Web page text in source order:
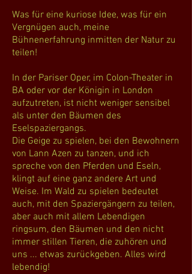
Was für eine kuriose Idee, was für ein
Vergnügen auch, meine
Bühnenerfahrung inmitten der Natur zu
teilen!
In der Pariser Oper, im Colon-Theater in
BA oder vor der Königin in London
aufzutreten, ist nicht weniger sensibel
als unter den Bäumen des
Eselspaziergangs.
Die Geige zu spielen, bei den Bewohnern
von Lann Azen zu tanzen, und ich
spreche von den Pferden und Eseln,
klingt auf eine ganz andere Art und
Weise. Im Wald zu spielen bedeutet
auch, mit den Spaziergängern zu teilen,
aber auch mit allem Lebendigen
ringsum, den Bäumen und den nicht
immer stillen Tieren, die zuhören und
uns ... etwas zurückgeben. Alles wird
lebendig!